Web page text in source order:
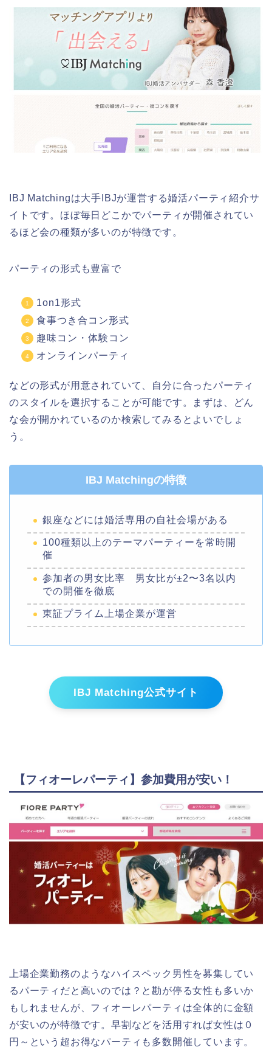
IBJ Matchingは大手IBJが運営する婚活パーティ紹介サ
イトです。ほぼ毎日どこかでパーティが開催されてい
るほど会の種類が多いのが特徴です。
パーティの形式も豊富で
1on1形式
食事つき合コン形式
趣味コン・体験コン
オンラインパーティ
などの形式が用意されていて、自分に合ったパーティ
のスタイルを選択することが可能です。まずは、どん
な会が開かれているのか検索してみるとよいでしょ
う。
IBJ Matchingの特徴
銀座などには婚活専用の自社会場がある
100種類以上のテーマパーティーを常時開
催
参加者の男女比率 男女比が±2〜3名以内
での開催を徹底
東証プライム上場企業が運営
IBJ Matching公式サイト
【フィオーレパーティ】参加費用が安い！
上場企業勤務のようなハイスペック男性を募集してい
るパーティだと高いのでは？と勘が停る女性も多いか
もしれませんが、フィオーレパーティは全体的に金額
が安いのが特徴です。早割などを活用すれば女性は０
円～という超お得なパーティも多数開催しています。